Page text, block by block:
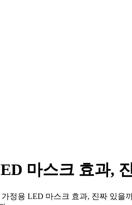
마스크 효과,
가정용 LED 마스크 효과, 진짜 있을